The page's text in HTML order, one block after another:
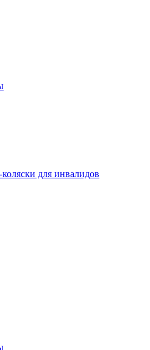
для инвалидов